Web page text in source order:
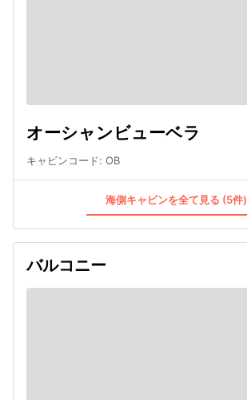
オーシャンビューベラ
キャビンコード: OB
海側キャビンを全て見る (5件)
バルコニー